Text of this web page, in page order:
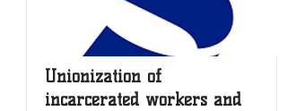
Unionization of
incarcerated workers and